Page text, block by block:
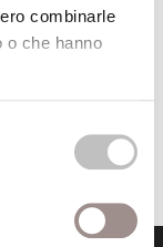
combinarle
o che hanno